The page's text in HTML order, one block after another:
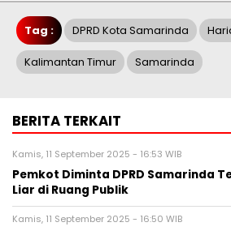
Tag : DPRD Kota Samarinda
Kalimantan Timur Samarinda
BERITA TERKAIT
Kamis, 11 September 2025 - 16:53 WIB
Pemkot Diminta DPRD Samarinda
Liar di Ruang Publik
Kamis, 11 September 2025 - 16:50 WIB